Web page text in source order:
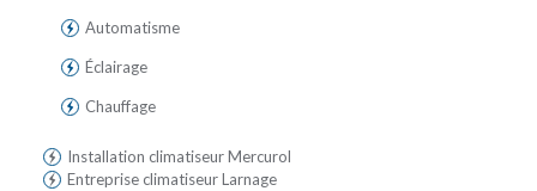
Automatisme
Éclairage
Chauffage
Installation climatiseur Mercurol
Entreprise climatiseur Larnage